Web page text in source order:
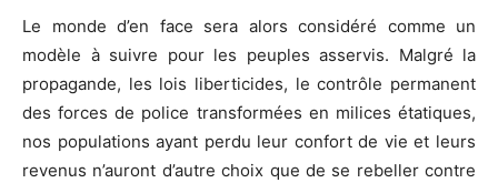
Le monde d’en face sera alors considéré comme un
modèle à suivre pour les peuples asservis. Malgré la
propagande, les lois liberticides, le contrôle permanent
des forces de police transformées en milices étatiques,
nos populations ayant perdu leur confort de vie et leurs
revenus n’auront d’autre choix que de se rebeller contre